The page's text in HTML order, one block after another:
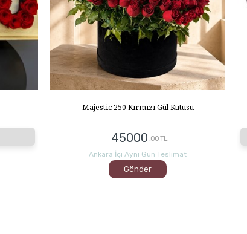
Majestic 250 Kırmızı Gül Kutusu
45000 ,00 TL
Ankara İçi Aynı Gün Teslimat
Gönder